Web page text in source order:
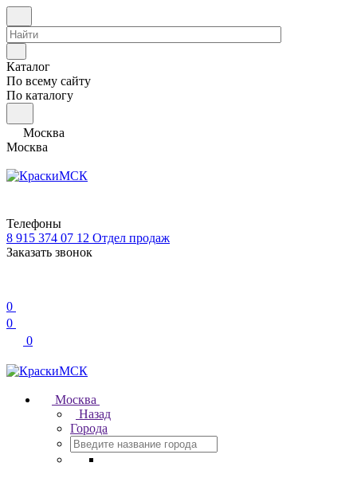
Каталог
По всему сайту
По каталогу
Москва
Москва
Телефоны
8 915 374 07 12 Отдел продаж
Заказать звонок
0
0
0
Москва
Назад
Города